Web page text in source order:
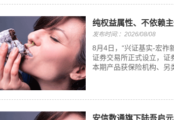
纯权益属性、不依赖
发布时间:：2026/08/08
8月4日，“兴证基实-宏祚
证券交易所正式设立，证
本期产品获保险机构、另